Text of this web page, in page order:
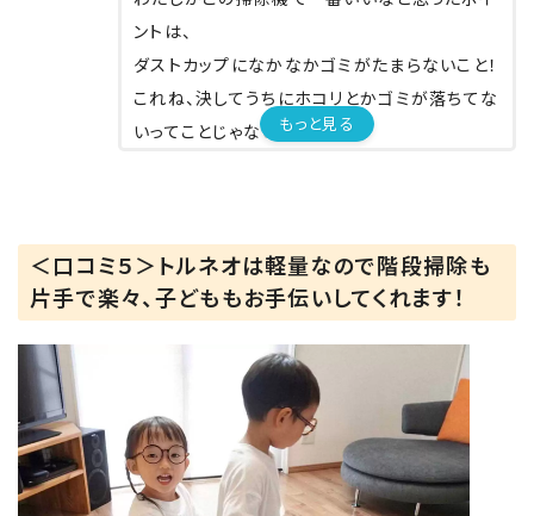
ントは、
ダストカップになかなかゴミがたまらないこと！
これね、決してうちにホコリとかゴミが落ちてな
いってことじゃないのです。
1/4に圧縮してくれるんだって😂‼️
もう結構使ってるけどなぜか
毎日掃除機するのにまだほとんど捨ててない
うちこんなキレイだったか？と錯覚する😂すっ
ご！
掃除機で嫌いな作業No. 1が掃除機に溜まった
もっと見る
＜口コミ５＞トルネオは軽量なので階段掃除も
片手で楽々、子どももお手伝いしてくれます！